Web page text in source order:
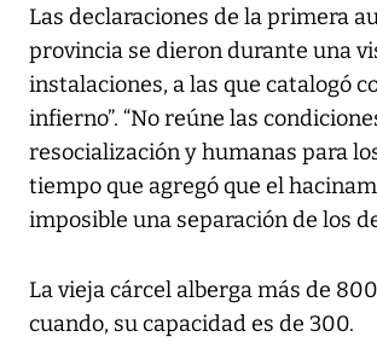
Las declaraciones de la primera
provincia se dieron durante una
instalaciones, a las que catalogó
infierno”. “No reúne las
resocialización y humanas para
tiempo que agregó que el
imposible una separación de los
La vieja cárcel alberga más de
cuando, su capacidad es de 300.